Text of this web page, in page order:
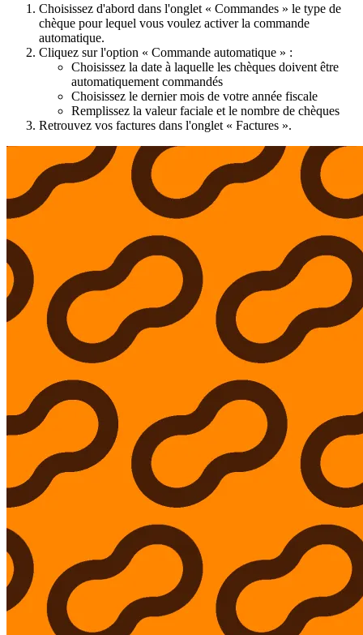
Choisissez d'abord dans l'onglet « Commandes » le type de
chèque pour lequel vous voulez activer la commande
automatique.
Cliquez sur l'option « Commande automatique » :
Choisissez la date à laquelle les chèques doivent être
automatiquement commandés
Choisissez le dernier mois de votre année fiscale
Remplissez la valeur faciale et le nombre de chèques
Retrouvez vos factures dans l'onglet « Factures ».